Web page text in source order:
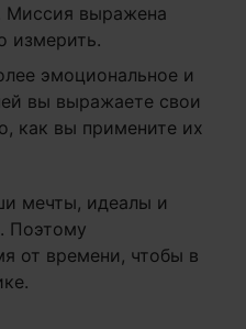
Миссия выражена
измерить.
эмоциональное и
вы выражаете свои
как вы примените их
мечты, идеалы и
Поэтому
от времени, чтобы в